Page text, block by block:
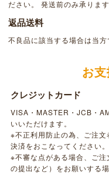
ださい。 発送前のみ承ります
返品送料
不良品に該当する場合は当方
お
クレジットカード
VISA・MASTER・JCB・
いいただけます。
※不正利用防止の為、ご注
決済をおこなってください。
※不審な点がある場合、ご
の提出など）をお願いする